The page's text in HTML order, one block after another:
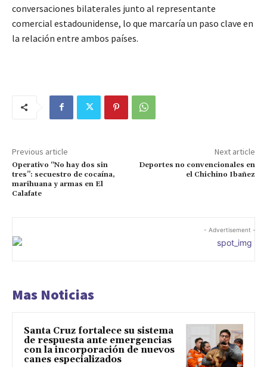
conversaciones bilaterales junto al representante
comercial estadounidense, lo que marcaría un paso clave en
la relación entre ambos países.
Previous article
Operativo “No hay dos sin
tres”: secuestro de cocaína,
marihuana y armas en El
Calafate
Next article
Deportes no convencionales en
el Chichino Ibañez
- Advertisement -
Mas Noticias
Santa Cruz fortalece su sistema
de respuesta ante emergencias
con la incorporación de nuevos
canes especializados